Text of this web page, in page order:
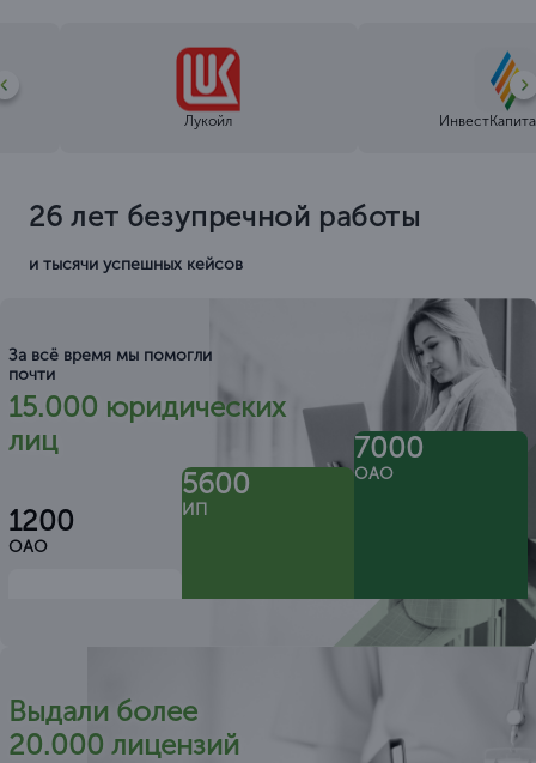
Лукойл
26 лет безупречной работы
и тысячи успешных кейсов
За всё время мы помогли
почти
15.000 юридических
лиц
1200
ОАО
5600
ИП
7000
ОАО
Выдали более
20.000 лицензий